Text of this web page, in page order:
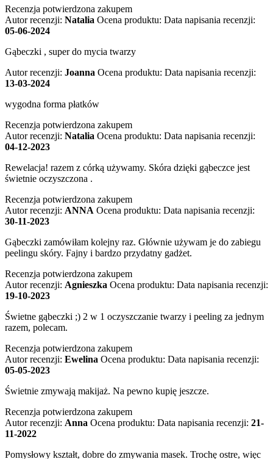
Recenzja potwierdzona zakupem
Autor recenzji: Natalia Ocena produktu: Data napisania recenzji:
05-06-2024
Gąbeczki , super do mycia twarzy
Autor recenzji: Joanna Ocena produktu: Data napisania recenzji:
13-03-2024
wygodna forma płatków
Recenzja potwierdzona zakupem
Autor recenzji: Natalia Ocena produktu: Data napisania recenzji:
04-12-2023
Rewelacja! razem z córką używamy. Skóra dzięki gąbeczce jest
świetnie oczyszczona .
Recenzja potwierdzona zakupem
Autor recenzji: ANNA Ocena produktu: Data napisania recenzji:
30-11-2023
Gąbeczki zamówiłam kolejny raz. Głównie używam je do zabiegu
peelingu skóry. Fajny i bardzo przydatny gadżet.
Recenzja potwierdzona zakupem
Autor recenzji: Agnieszka Ocena produktu: Data napisania recenzji:
19-10-2023
Świetne gąbeczki ;) 2 w 1 oczyszczanie twarzy i peeling za jednym
razem, polecam.
Recenzja potwierdzona zakupem
Autor recenzji: Ewelina Ocena produktu: Data napisania recenzji:
05-05-2023
Świetnie zmywają makijaż. Na pewno kupię jeszcze.
Recenzja potwierdzona zakupem
Autor recenzji: Anna Ocena produktu: Data napisania recenzji: 21-
11-2022
Pomysłowy kształt, dobre do zmywania masek. Trochę ostre, więc